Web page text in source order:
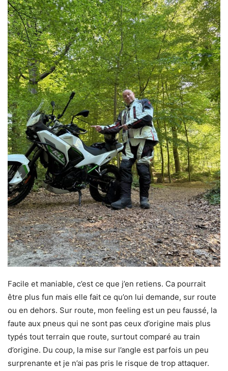
Facile et maniable, c’est ce que j’en retiens. Ca pourrait
être plus fun mais elle fait ce qu’on lui demande, sur route
ou en dehors. Sur route, mon feeling est un peu faussé, la
faute aux pneus qui ne sont pas ceux d’origine mais plus
typés tout terrain que route, surtout comparé au train
d’origine. Du coup, la mise sur l’angle est parfois un peu
surprenante et je n’ai pas pris le risque de trop attaquer.